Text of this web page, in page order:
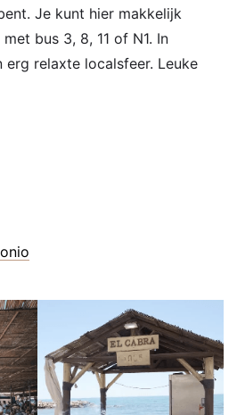
Je kunt hier makkelijk
bus 3, 8, 11 of N1. In
erg relaxte localsfeer. Leuke